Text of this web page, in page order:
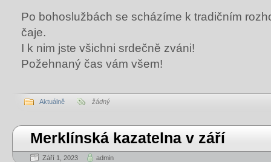
Po bohoslužbách se scházíme k tradičním
čaje.
I k nim jste všichni srdečně zváni!
Požehnaný čas vám všem!
Aktuálně žádný
Merklínská kazatelna v září
Září 1, 2023 admin